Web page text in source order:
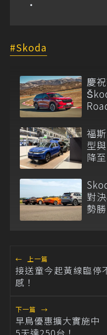
Skoda
慶
福
型
降
對
勢
← 上一篇
接送童今起黃線臨停
感！
下一篇 →
早鳥優惠擴大實施
5天達250台！